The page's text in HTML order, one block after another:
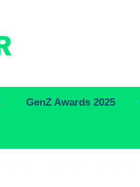
GenZ Awards 2025